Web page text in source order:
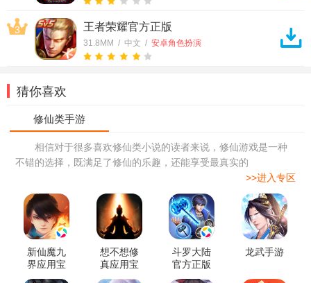
3 王者荣耀官方正版
31.8MM / 中文 / 安卓角色扮演
猜你喜欢
相信对于很多喜欢修仙类小说的读者来说，修仙游戏是一种
不错的选择，既满足了修仙的乐趣，还能享受最真实的
>>进入专区
新仙魔九
界应用宝
版本
想不想修
真应用宝
版本
斗罗大陆
官方正版
手游
龙武手游